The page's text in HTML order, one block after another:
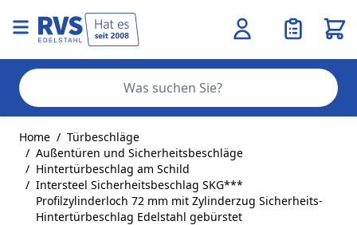
Home / Türbeschläge
/ Außentüren und Sicherheitsbeschläge
/ Hintertürbeschlag am Schild
/ Intersteel Sicherheitsbeschlag SKG***
Profilzylinderloch 72 mm mit Zylinderzug Sicherheits-
Hintertürbeschlag Edelstahl gebürstet